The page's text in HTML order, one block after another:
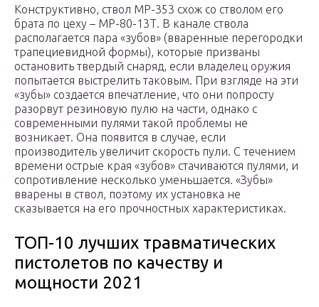
Конструктивно, ствол МР-353 схож со стволом его
брата по цеху – МР-80-13Т. В канале ствола
располагается пара «зубов» (вваренные перегородки
трапециевидной формы), которые призваны
остановить твердый снаряд, если владелец оружия
попытается выстрелить таковым. При взгляде на эти
«зубы» создается впечатление, что они попросту
разорвут резиновую пулю на части, однако с
современными пулями такой проблемы не
возникает. Она появится в случае, если
производитель увеличит скорость пули. С течением
времени острые края «зубов» стачиваются пулями, и
сопротивление несколько уменьшается. «Зубы»
вварены в ствол, поэтому их установка не
сказывается на его прочностных характеристиках.
ТОП-10 лучших травматических
пистолетов по качеству и
мощности 2021